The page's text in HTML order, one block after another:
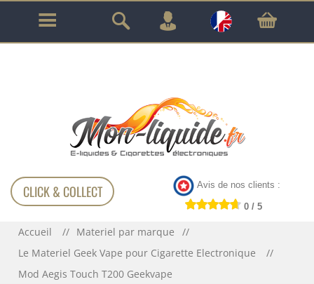
GARANTIE À VIE SUR TOUT LE MATÉRIEL
!!!
CLICK & COLLECT Avis de nos clients :
0 / 5
Accueil
Materiel par marque
Le Materiel Geek Vape pour Cigarette Electronique
Mod Aegis Touch T200 Geekvape